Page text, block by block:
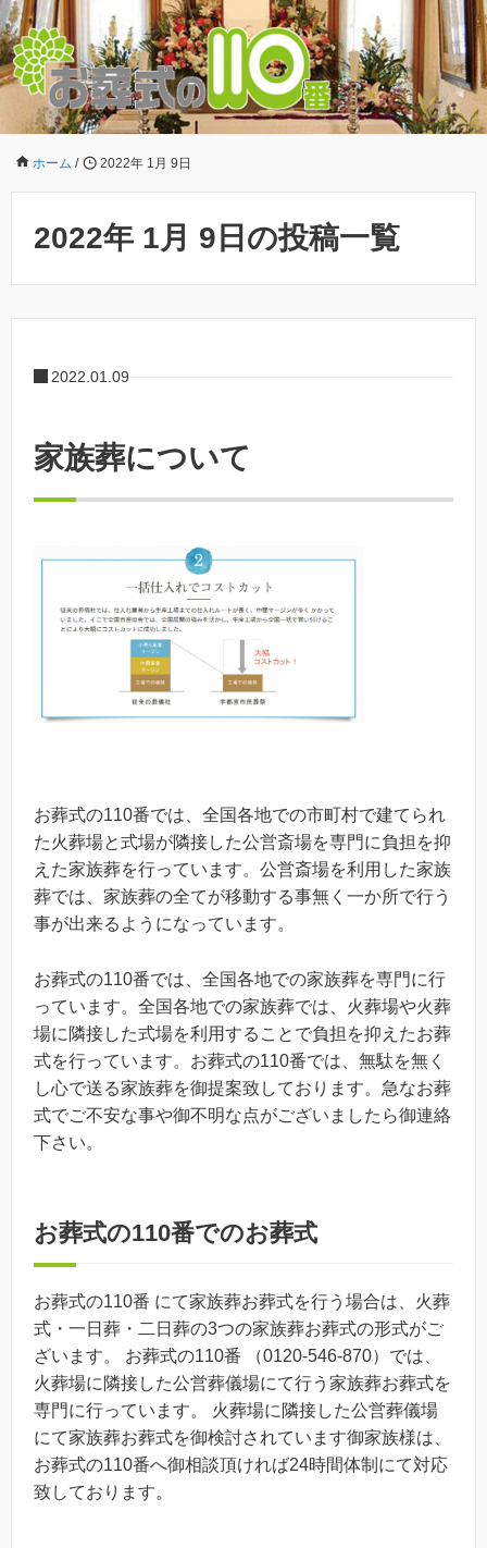
ホーム / 2022年 1月 9日
2022年 1月 9日の投稿一覧
2022.01.09
家族葬について
お葬式の110番では、全国各地での市町村で建てられ
た火葬場と式場が隣接した公営斎場を専門に負担を抑
えた家族葬を行っています。公営斎場を利用した家族
葬では、家族葬の全てが移動する事無く一か所で行う
事が出来るようになっています。
お葬式の110番では、全国各地での家族葬を専門に行
っています。全国各地での家族葬では、火葬場や火葬
場に隣接した式場を利用することで負担を抑えたお葬
式を行っています。お葬式の110番では、無駄を無く
し心で送る家族葬を御提案致しております。急なお葬
式でご不安な事や御不明な点がございましたら御連絡
下さい。
お葬式の110番でのお葬式
お葬式の110番 にて家族葬お葬式を行う場合は、火葬
式・一日葬・二日葬の3つの家族葬お葬式の形式がご
ざいます。 お葬式の110番 （0120-546-870）では、
火葬場に隣接した公営葬儀場にて行う家族葬お葬式を
専門に行っています。 火葬場に隣接した公営葬儀場
にて家族葬お葬式を御検討されています御家族様は、
お葬式の110番へ御相談頂ければ24時間体制にて対応
致しております。